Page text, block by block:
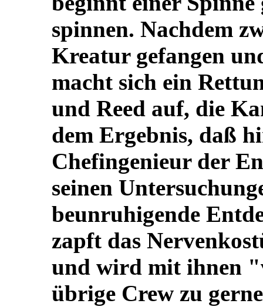
spinnen. Nachdem
Kreatur gefangen
macht sich ein
und Reed auf, die
dem Ergebnis, daß
Chefingenieur der
seinen
beunruhigende
zapft das
und wird mit ihnen
übrige Crew zu